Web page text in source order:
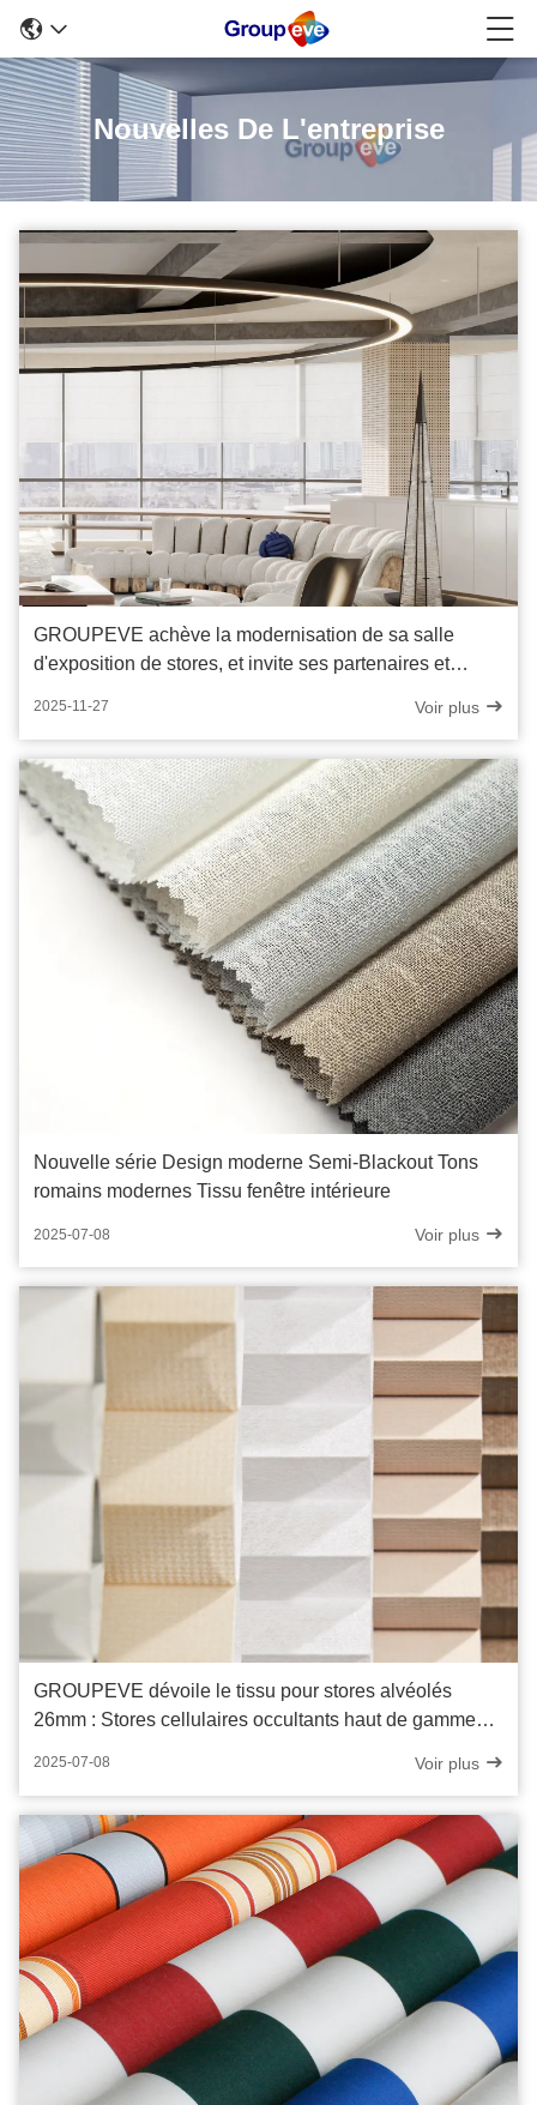
Nouvelles De L'entreprise
GROUPEVE achève la modernisation de sa salle
d'exposition de stores, et invite ses partenaires et
2025-11-27 Voir plus
Nouvelle série Design moderne Semi-Blackout Tons
romains modernes Tissu fenêtre intérieure
2025-07-08 Voir plus
GROUPEVE dévoile le tissu pour stores alvéolés
26mm : Stores cellulaires occultants haut de gamme
2025-07-08 Voir plus